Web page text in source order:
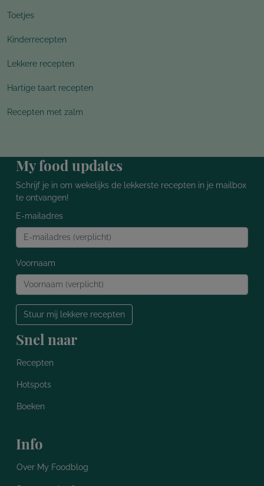
Toetjes
Kinderrecepten
Lekkere recepten
Hartige taart recepten
Recepten met zalm
My food updates
Schrijf je in om wekelijks de lekkerste recepten in je mailbox
te ontvangen!
E-mailadres
Voornaam
Stuur mij lekkere recepten
Snel naar
Recepten
Hotspots
Boeken
Info
Over My Foodblog